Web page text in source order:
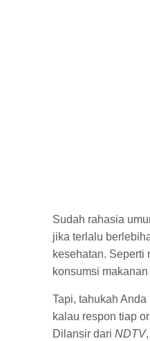
Sudah rahasia
jika terlalu
kesehatan. Seperti
konsumsi
Tapi, tahukah Anda
kalau respon tiap
Dilansir dari NDTV